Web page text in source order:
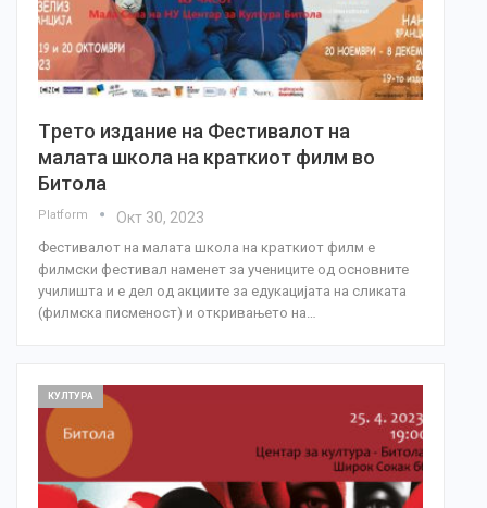
Tрето издание на Фестивалот на
малата школа на краткиот филм во
Битола
Platform Окт 30, 2023
Фестивалот на малата школа на краткиот филм е
филмски фестивал наменет за учениците од основните
училишта и е дел од акциите за едукацијата на сликата
(филмска писменост) и откривањето на…
КУЛТУРА